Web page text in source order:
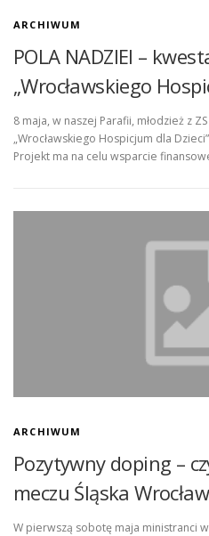
ARCHIWUM
POLA NADZIEI –
„Wrocławskiego
8 maja, w naszej Parafii, młodzież z
„Wrocławskiego Hospicjum dla
Projekt ma na celu wsparcie
ARCHIWUM
Pozytywny doping –
meczu Śląska Wrocław
W pierwszą sobotę maja ministranci